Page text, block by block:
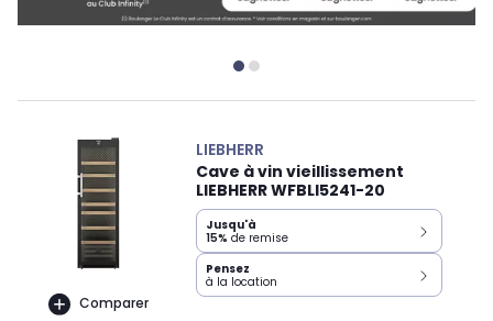
Comparer
LIEBHERR
Cave à vin vieillissement
LIEBHERR WFBLI5241-20
Jusqu'à
15% de remise
Pensez
à la location